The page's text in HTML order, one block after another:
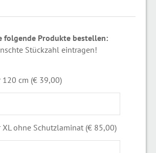
folgende Produkte bestellen:
Stückzahl eintragen!
120 cm (€ 39,00)
XL ohne Schutzlaminat (€ 85,00)